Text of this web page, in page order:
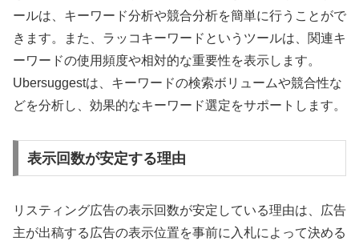
ールは、キーワード分析や競合分析を簡単に行うことがで
きます。また、ラッコキーワードというツールは、関連キ
ーワードの使用頻度や相対的な重要性を表示します。
Ubersuggestは、キーワードの検索ボリュームや競合性な
どを分析し、効果的なキーワード選定をサポートします。
表示回数が安定する理由
リスティング広告の表示回数が安定している理由は、広告
主が出稿する広告の表示位置を事前に入札によって決める